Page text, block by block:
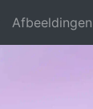
Afbeeldingen